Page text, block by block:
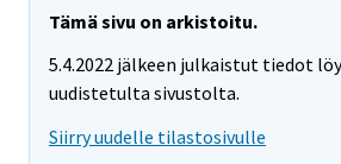
Tämä sivu on arkistoitu.
5.4.2022 jälkeen julkaistut tiedot
uudistetulta sivustolta.
Siirry uudelle tilastosivulle